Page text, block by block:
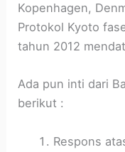
Kopenhagen,
Protokol Kyoto
tahun 2012
Ada pun inti dari
berikut :
Respons